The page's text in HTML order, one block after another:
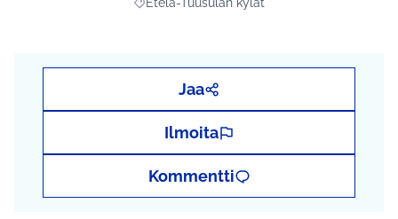
mediassa tunnisteilla
#nopeusnäyttö
Rajaa tulokset aihepiirin mukaan: Etelä-
Jaa
Ilmoita
Kommentti